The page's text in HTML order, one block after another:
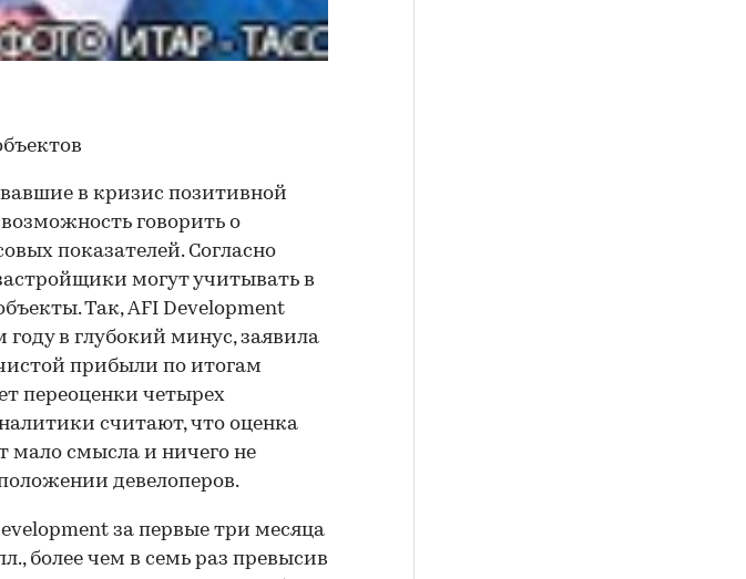
в кризис позитивной
говорить о
показателей. Согласно
могут учитывать в
Так, AFI Development
в глубокий минус, заявила
прибыли по итогам
переоценки четырех
считают, что оценка
мало смысла и ничего не
девелоперов.
за первые три месяца
более чем в семь раз превысив